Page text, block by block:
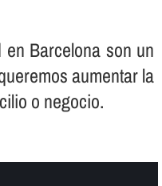
Barcelona son un
aumentar la
o negocio.